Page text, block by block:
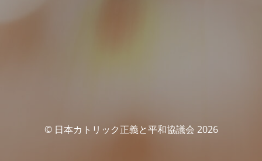
© 日本カトリック正義と平和協議会 2026